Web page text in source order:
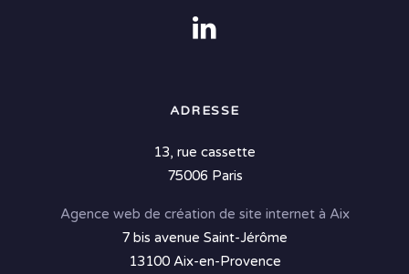
ADRESSE
13, rue cassette
75006 Paris
Agence web de création de site internet à Aix
7 bis avenue Saint-Jérôme
13100 Aix-en-Provence